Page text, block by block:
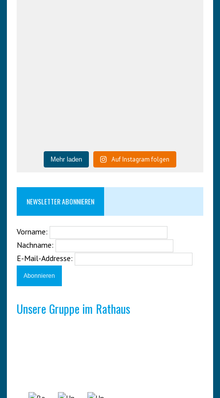
Mehr laden Auf Instagram folgen
NEWSLETTER ABONNIEREN
Vorname:
Nachname:
E-Mail-Addresse:
Unsere Gruppe im Rathaus